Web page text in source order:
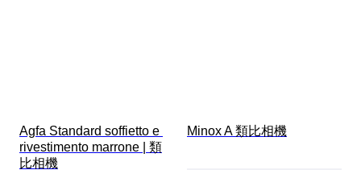
Agfa Standard soffietto e
rivestimento marrone | 類
比相機
Minox A 類比相機